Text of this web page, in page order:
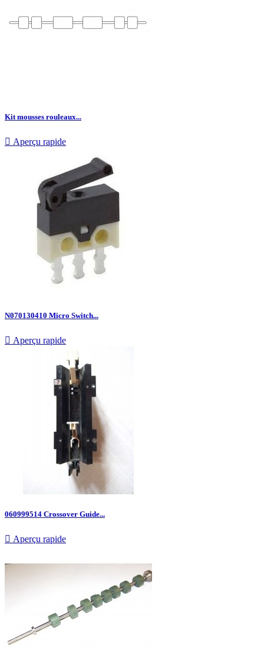
Kit mousses rouleaux...
 Aperçu rapide
N070130410 Micro Switch...
 Aperçu rapide
060999514 Crossover Guide...
 Aperçu rapide